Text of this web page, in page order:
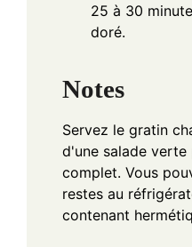
25 à 30
doré.
Notes
Servez le gratin
d'une salade verte
complet. Vous
restes au
contenant